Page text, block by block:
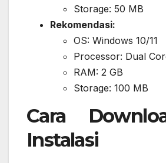
Storage: 50 MB
Rekomendasi:
OS: Windows 10/11
Processor: Dual
RAM: 2 GB
Storage: 100 MB
Cara
Instalasi